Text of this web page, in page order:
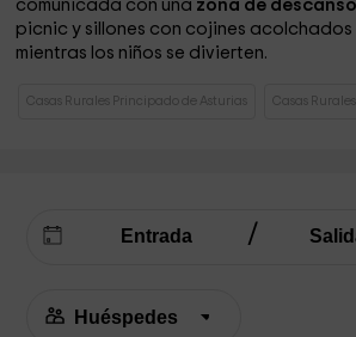
comunicada con una zona de descanso
picnic y sillones con cojines
mientras los niños se divierten.
Casas Rurales Principado de Asturias Casas